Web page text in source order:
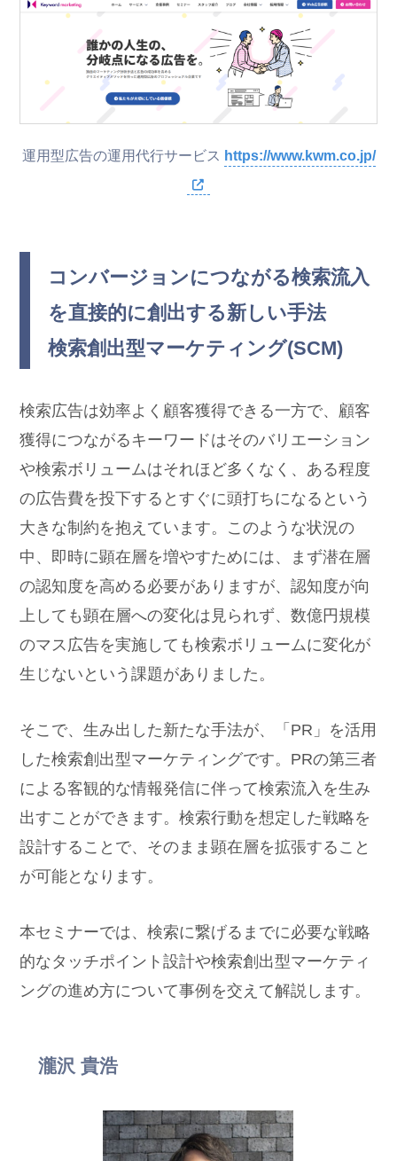
運用型広告の運用代行サービス https://www.kwm.co.jp/
コンバージョンにつながる検索流入
を直接的に創出する新しい手法
検索創出型マーケティング(SCM)
検索広告は効率よく顧客獲得できる一方で、顧客
獲得につながるキーワードはそのバリエーション
や検索ボリュームはそれほど多くなく、ある程度
の広告費を投下するとすぐに頭打ちになるという
大きな制約を抱えています。このような状況の
中、即時に顕在層を増やすためには、まず潜在層
の認知度を高める必要がありますが、認知度が向
上しても顕在層への変化は見られず、数億円規模
のマス広告を実施しても検索ボリュームに変化が
生じないという課題がありました。
そこで、生み出した新たな手法が、「PR」を活用
した検索創出型マーケティングです。PRの第三者
による客観的な情報発信に伴って検索流入を生み
出すことができます。検索行動を想定した戦略を
設計することで、そのまま顕在層を拡張すること
が可能となります。
本セミナーでは、検索に繋げるまでに必要な戦略
的なタッチポイント設計や検索創出型マーケティ
ングの進め方について事例を交えて解説します。
瀧沢 貴浩